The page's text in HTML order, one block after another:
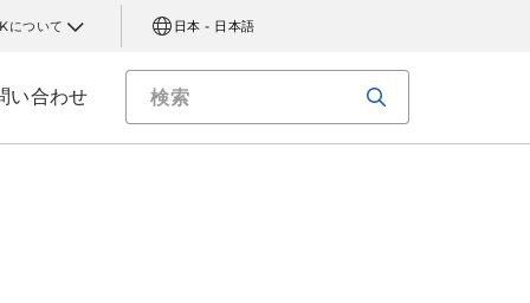
について 日本 - 日本語
い合わせ